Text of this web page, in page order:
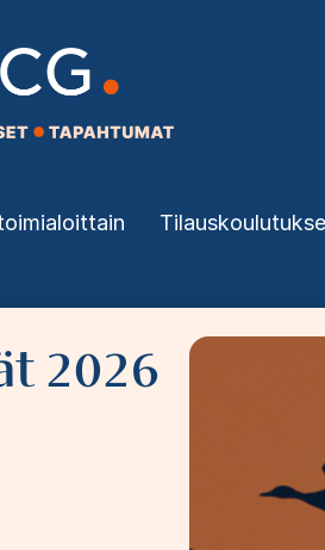
2026 Image